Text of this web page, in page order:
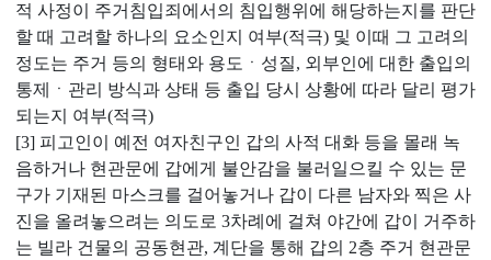
적 사정이 주거침입죄에서의 침입행위에 해당하는지를 판단
할 때 고려할 하나의 요소인지 여부(적극) 및 이때 그 고려의
정도는 주거 등의 형태와 용도ㆍ성질, 외부인에 대한 출입의
통제ㆍ관리 방식과 상태 등 출입 당시 상황에 따라 달리 평가
되는지 여부(적극)
[3] 피고인이 예전 여자친구인 갑의 사적 대화 등을 몰래 녹
음하거나 현관문에 갑에게 불안감을 불러일으킬 수 있는 문
구가 기재된 마스크를 걸어놓거나 갑이 다른 남자와 찍은 사
진을 올려놓으려는 의도로 3차례에 걸쳐 야간에 갑이 거주하
는 빌라 건물의 공동현관, 계단을 통해 갑의 2층 주거 현관문